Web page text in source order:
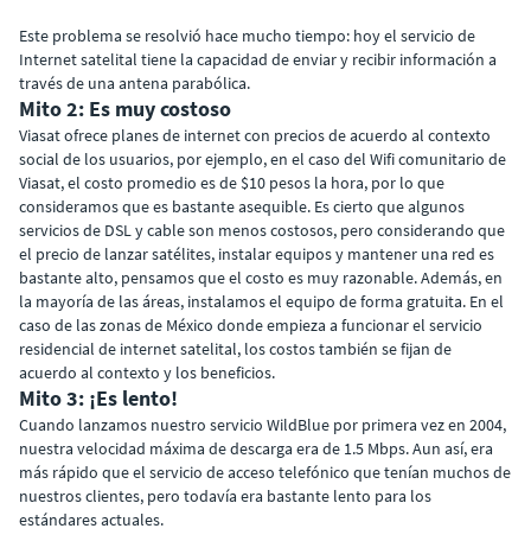
Este problema se resolvió hace mucho tiempo: hoy el servicio de
Internet satelital tiene la capacidad de enviar y recibir información a
través de una antena parabólica.
Mito 2: Es muy costoso
Viasat ofrece planes de internet con precios de acuerdo al contexto
social de los usuarios, por ejemplo, en el caso del Wifi comunitario de
Viasat, el costo promedio es de $10 pesos la hora, por lo que
consideramos que es bastante asequible. Es cierto que algunos
servicios de DSL y cable son menos costosos, pero considerando que
el precio de lanzar satélites, instalar equipos y mantener una red es
bastante alto, pensamos que el costo es muy razonable. Además, en
la mayoría de las áreas, instalamos el equipo de forma gratuita. En el
caso de las zonas de México donde empieza a funcionar el servicio
residencial de internet satelital, los costos también se fijan de
acuerdo al contexto y los beneficios.
Mito 3: ¡Es lento!
Cuando lanzamos nuestro servicio WildBlue por primera vez en 2004,
nuestra velocidad máxima de descarga era de 1.5 Mbps. Aun así, era
más rápido que el servicio de acceso telefónico que tenían muchos de
nuestros clientes, pero todavía era bastante lento para los
estándares actuales.